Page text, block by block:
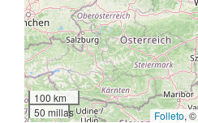
100 km
50 millas
Folleto, ©